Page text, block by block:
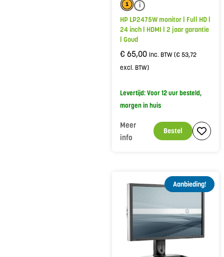
i
HP LP2475W monitor | Full HD |
24 inch | HDMI | 2 jaar garantie
| Goud
€ 65,00 inc. BTW (€53,72
excl. BTW)
Levertijd: Voor 12 uur besteld,
morgen in huis
Bestel
Meer
info
Aanbieding!